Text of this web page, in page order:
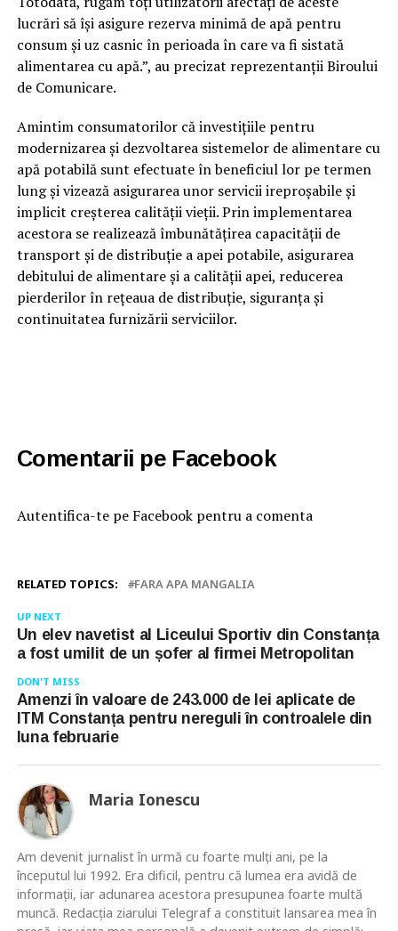
lucrări să își asigure rezerva minimă de apă pentru
consum și uz casnic în perioada în care va fi sistată
alimentarea cu apă.”, au precizat reprezentanții Biroului
de Comunicare.
Amintim consumatorilor că investițiile pentru
modernizarea și dezvoltarea sistemelor de alimentare cu
apă potabilă sunt efectuate în beneficiul lor pe termen
lung și vizează asigurarea unor servicii ireproșabile și
implicit creșterea calității vieții. Prin implementarea
acestora se realizează îmbunătățirea capacității de
transport și de distribuție a apei potabile, asigurarea
debitului de alimentare și a calității apei, reducerea
pierderilor în rețeaua de distribuție, siguranța și
continuitatea furnizării serviciilor.
Comentarii pe Facebook
Autentifica-te pe Facebook pentru a comenta
RELATED TOPICS: FARA APA MANGALIA
UP NEXT
Un elev navetist al Liceului Sportiv din Constanța
a fost umilit de un șofer al firmei Metropolitan
DON'T MISS
Amenzi în valoare de 243.000 de lei aplicate de
ITM Constanța pentru nereguli în controalele din
luna februarie
Maria Ionescu
Am devenit jurnalist în urmă cu foarte mulţi ani, pe la
începutul lui 1992. Era dificil, pentru că lumea era avidă de
informaţii, iar adunarea acestora presupunea foarte multă
muncă. Redacţia ziarului Telegraf a constituit lansarea mea în